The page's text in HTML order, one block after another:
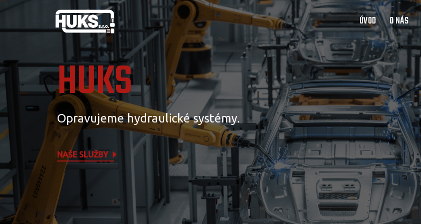
ÚVOD O NÁS
HUKS
Opravujeme hydraulické systémy.
NAŠE SLUŽBY